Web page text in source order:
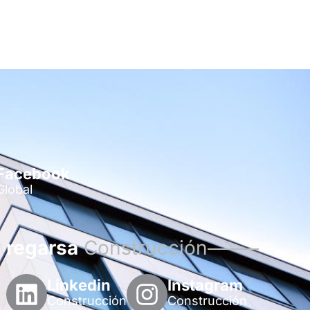
regarsaConstrucción
Linkedin
Construcción
Instagram
Construcción